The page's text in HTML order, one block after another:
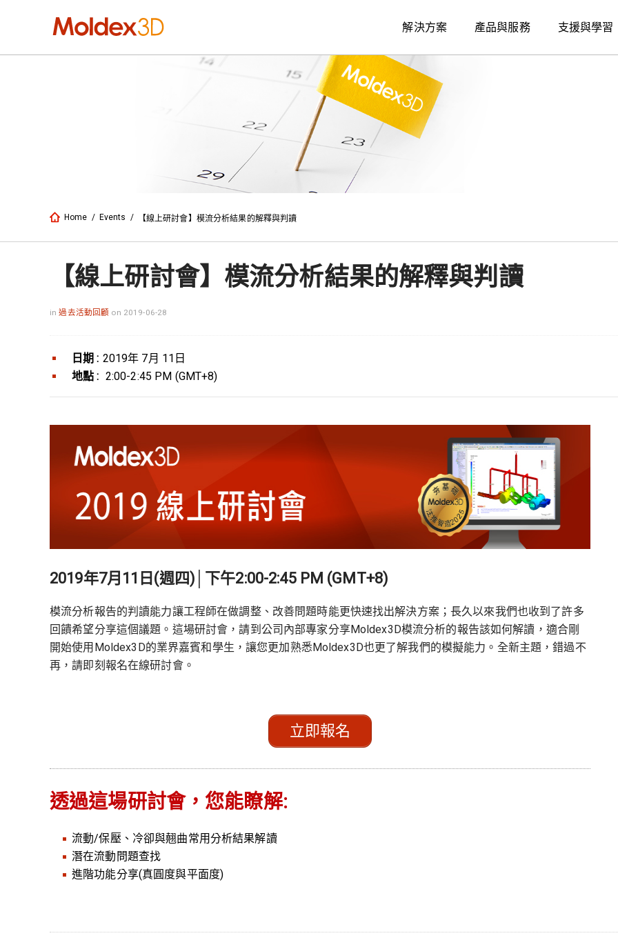
解決方案 產品與服務 支援與學習
Home / Events / 【線上研討會】模流分析結果的解釋與判讀
【線上研討會】模流分析結果的解釋與判讀
in過去活動回顧 on 2019-06-28
日期 : 2019年 7月 11日
地點 : 2:00-2:45 PM (GMT+8)
2019年7月11日(週四)│下午2:00-2:45 PM (GMT+8)
模流分析報告的判讀能力讓工程師在做調整、改善問題時能更快速找出解決方案；長久以來我們也收到了許多
回饋希望分享這個議題。這場研討會，請到公司內部專家分享Moldex3D模流分析的報告該如何解讀，適合剛
開始使用Moldex3D的業界嘉賓和學生，讓您更加熟悉Moldex3D也更了解我們的模擬能力。全新主題，錯過不
再，請即刻報名在線研討會。
立即報名
透過這場研討會，您能瞭解:
流動/保壓、冷卻與翹曲常用分析結果解讀
潛在流動問題查找
進階功能分享(真圓度與平面度)